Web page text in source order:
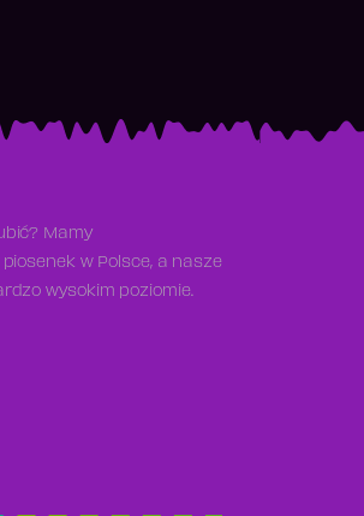
Mamy
w Polsce, a nasze
wysokim poziomie.